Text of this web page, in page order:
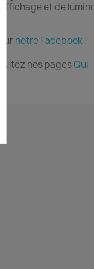
et de
notre Facebook !
nos pagesQui